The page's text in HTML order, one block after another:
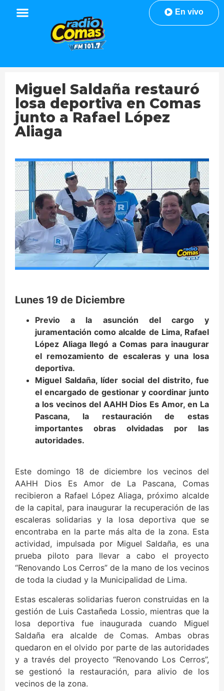
En vivo
Miguel Saldaña restauró
losa deportiva en Comas
junto a Rafael López
Aliaga
Lunes 19 de Diciembre
Previo a la asunción del cargo y
juramentación como alcalde de Lima, Rafael
López Aliaga llegó a Comas para inaugurar
el remozamiento de escaleras y una losa
deportiva.
Miguel Saldaña, líder social del distrito, fue
el encargado de gestionar y coordinar junto
a los vecinos del AAHH Dios Es Amor, en La
Pascana, la restauración de estas
importantes obras olvidadas por las
autoridades.
Este domingo 18 de diciembre los vecinos del
AAHH Dios Es Amor de La Pascana, Comas
recibieron a Rafael López Aliaga, próximo alcalde
de la capital, para inaugurar la recuperación de las
escaleras solidarias y la losa deportiva que se
encontraba en la parte más alta de la zona. Esta
actividad, impulsada por Miguel Saldaña, es una
prueba piloto para llevar a cabo el proyecto
“Renovando Los Cerros” de la mano de los vecinos
de toda la ciudad y la Municipalidad de Lima.
Estas escaleras solidarias fueron construidas en la
gestión de Luis Castañeda Lossio, mientras que la
losa deportiva fue inaugurada cuando Miguel
Saldaña era alcalde de Comas. Ambas obras
quedaron en el olvido por parte de las autoridades
y a través del proyecto “Renovando Los Cerros”,
se gestionó la restauración, para alivio de los
vecinos de la zona.